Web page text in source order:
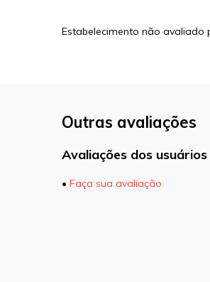
Estabelecimento não avaliado
Outras avaliações
Avaliações dos
• Faça sua avaliação